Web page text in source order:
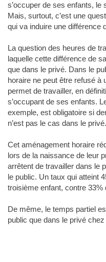
s’occuper de ses enfants, le
Mais, surtout, c’est une
qui va induire une différence
La question des heures de
laquelle cette différence de
que dans le privé. Dans le
horaire ne peut être refusé à
permet de travailler, en
s’occupant de ses enfants.
exemple, est obligatoire si
n’est pas le cas dans le privé.
Cet aménagement horaire
lors de la naissance de leur
arrêtent de travailler dans le
le public. Un taux qui atteint
troisième enfant, contre 33%
De même, le temps partiel
public que dans le privé